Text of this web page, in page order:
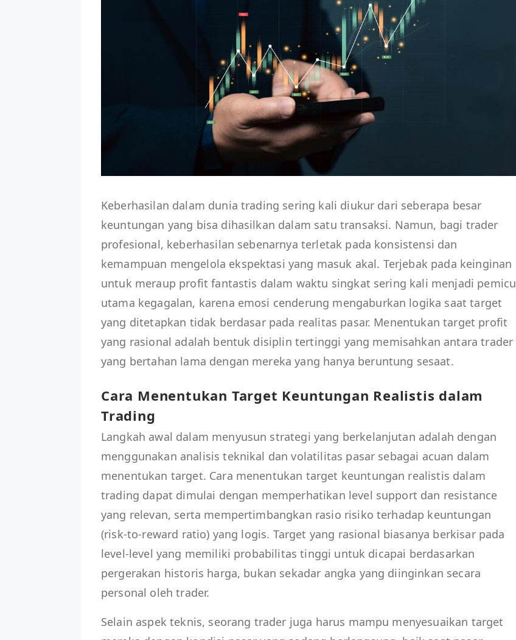
Keberhasilan dalam dunia trading sering kali diukur dari seberapa besar
keuntungan yang bisa dihasilkan dalam satu transaksi. Namun, bagi trader
profesional, keberhasilan sebenarnya terletak pada konsistensi dan
kemampuan mengelola ekspektasi yang masuk akal. Terjebak pada keinginan
untuk meraup profit fantastis dalam waktu singkat sering kali menjadi pemicu
utama kegagalan, karena emosi cenderung mengaburkan logika saat target
yang ditetapkan tidak berdasar pada realitas pasar. Menentukan target profit
yang rasional adalah bentuk disiplin tertinggi yang memisahkan antara trader
yang bertahan lama dengan mereka yang hanya beruntung sesaat.
Cara Menentukan Target Keuntungan Realistis dalam
Trading
Langkah awal dalam menyusun strategi yang berkelanjutan adalah dengan
menggunakan analisis teknikal dan volatilitas pasar sebagai acuan dalam
menentukan target. Cara menentukan target keuntungan realistis dalam
trading dapat dimulai dengan memperhatikan level support dan resistance
yang relevan, serta mempertimbangkan rasio risiko terhadap keuntungan
(risk-to-reward ratio) yang logis. Target yang rasional biasanya berkisar pada
level-level yang memiliki probabilitas tinggi untuk dicapai berdasarkan
pergerakan historis harga, bukan sekadar angka yang diinginkan secara
personal oleh trader.
Selain aspek teknis, seorang trader juga harus mampu menyesuaikan target